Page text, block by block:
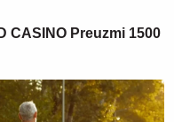
CASINO Preuzmi 1500